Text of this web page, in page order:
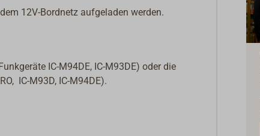
12V-Bordnetz aufgeladen werden.
IC-M94DE, IC-M93DE) oder die
IC-M93D, IC-M94DE).